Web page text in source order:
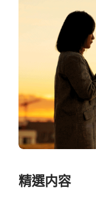
精選内容